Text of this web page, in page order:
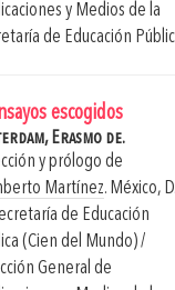
y Medios de la
de Educación
escogidos
Erasmo de.
y prólogo de
Martínez. México, D.
de Educación
(Cien del Mundo) /
General de